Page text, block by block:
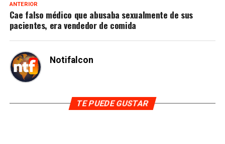
ANTERIOR
Cae falso médico que abusaba sexualmente de sus
pacientes, era vendedor de comida
Notifalcon
TE PUEDE GUSTAR